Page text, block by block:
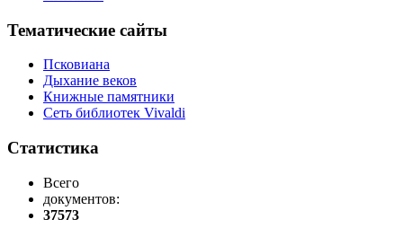
Тематические сайты
Псковиана
Дыхание веков
Книжные памятники
Сеть библиотек Vivaldi
Статистика
Всего
документов:
37573